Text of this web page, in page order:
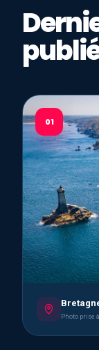
01
Photo prise